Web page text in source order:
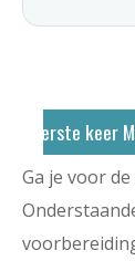
Eerste keer
Ga je voor